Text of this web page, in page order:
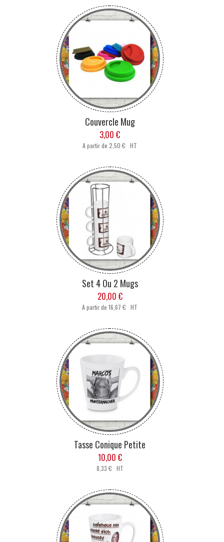
Couvercle Mug
3,00 €
A partir de2,50 € HT
Set 4 Ou 2 Mugs
20,00 €
A partir de16,67 € HT
Tasse Conique Petite
10,00 €
8,33 € HT